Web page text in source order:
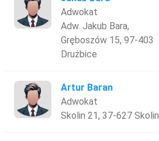
Adwokat
Adw. Jakub Bara,
Gręboszów 15, 97-403
Drużbice
Artur Baran
Adwokat
Skolin 21, 37-627 Skolin